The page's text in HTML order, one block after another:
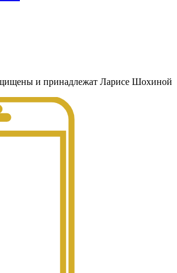
и принадлежат Ларисе Шохиной